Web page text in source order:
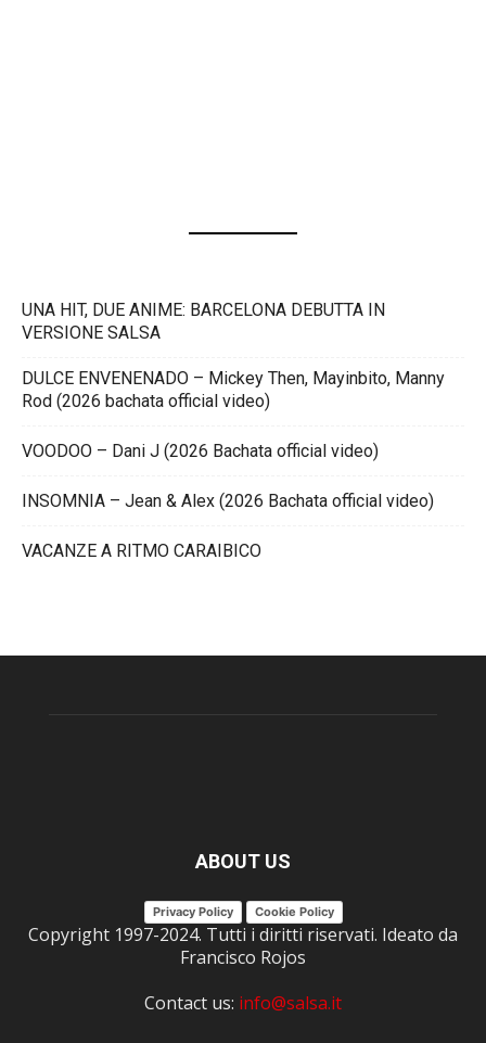
UNA HIT, DUE ANIME: BARCELONA DEBUTTA IN
VERSIONE SALSA
DULCE ENVENENADO – Mickey Then, Mayinbito, Manny
Rod (2026 bachata official video)
VOODOO – Dani J (2026 Bachata official video)
INSOMNIA – Jean & Alex (2026 Bachata official video)
VACANZE A RITMO CARAIBICO
ABOUT US
Privacy Policy Cookie Policy
Copyright 1997-2024. Tutti i diritti riservati. Ideato da
Francisco Rojos
Contact us: info@salsa.it